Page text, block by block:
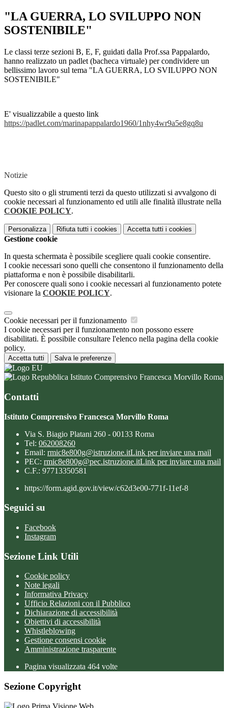
"LA GUERRA, LO SVILUPPO NON
SOSTENIBILE"
Le classi terze sezioni B, E, F, guidati dalla Prof.ssa Pappalardo,
hanno realizzato un padlet (bacheca virtuale) per condividere un
bellissimo lavoro sul tema "LA GUERRA, LO SVILUPPO NON
SOSTENIBILE"
E' visualizzabile a questo link
https://padlet.com/marinapappalardo1960/1nhy4wr9a5e8gq8u
Notizie
Questo sito o gli strumenti terzi da questo utilizzati si avvalgono di
cookie necessari al funzionamento ed utili alle finalità illustrate nella
COOKIE POLICY.
Personalizza Rifiuta tutti i cookies Accetta tutti i cookies
Gestione cookie
In questa schermata è possibile scegliere quali cookie consentire.
I cookie necessari sono quelli che consentono il funzionamento della
piattaforma e non è possibile disabilitarli.
Per conoscere quali sono i cookie necessari al funzionamento potete
visionare la COOKIE POLICY.
Cookie necessari per il funzionamento
I cookie necessari per il funzionamento non possono essere
disabilitati. È possibile consultare l'elenco nella pagina della cookie
policy.
Accetta tutti Salva le preferenze
Istituto Comprensivo Francesca Morvillo Roma
Contatti
Istituto Comprensivo Francesca Morvillo Roma
Via S. Biagio Platani 260 - 00133 Roma
Tel: 062008260
Email: rmic8e800g@istruzione.itLink per inviare una mail
PEC: rmic8e800g@pec.istruzione.itLink per inviare una mail
C.F.: 97713350581
https://form.agid.gov.it/view/c62d3e00-771f-11ef-8
Seguici su
Facebook
Instagram
Sezione Link Utili
Cookie policy
Note legali
Informativa Privacy
Ufficio Relazioni con il Pubblico
Dichiarazione di accessibilità
Obiettivi di accessibilità
Whistleblowing
Gestione consensi cookie
Amministrazione trasparente
Pagina visualizzata 464 volte
Sezione Copyright